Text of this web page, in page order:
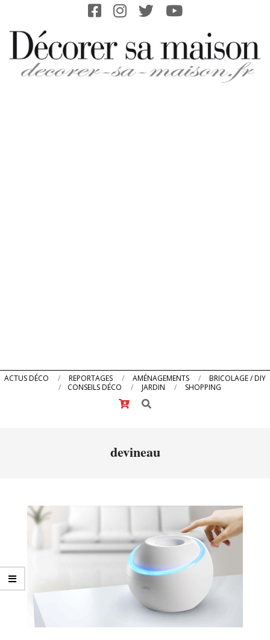
content
Primary
ACTUS DÉCO REPORTAGES AMÉNAGEMENTS
BRICOLAGE / DIY
CONSEILS DÉCO
JARDIN
SHOPPING
Search
devineau